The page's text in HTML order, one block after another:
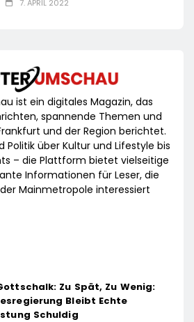
7. APRIL 2022
ist ein digitales Magazin, das
spannende Themen und
und der Region berichtet.
Politik über Kultur und Lifestyle bis
– die Plattform bietet vielseitige
Informationen für Leser, die
Mainmetropole interessiert
Zu Spät, Zu Wenig:
Bleibt Echte
Schuldig